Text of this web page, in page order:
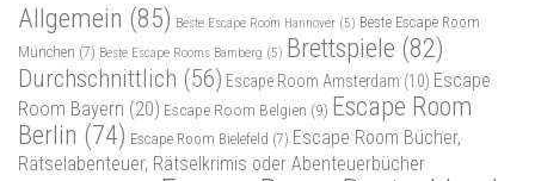
Allgemein (85) Beste Escape Room Hannover (5) Beste Escape Room
München (7) Beste Escape Rooms Bamberg (5) Brettspiele (82)
Durchschnittlich (56) Escape Room Amsterdam (10) Escape
Room Bayern (20) Escape Room Belgien (9) Escape Room
Berlin (74) Escape Room Bielefeld (7) Escape Room Bücher,
Rätselabenteuer, Rätselkrimis oder Abenteuerbücher